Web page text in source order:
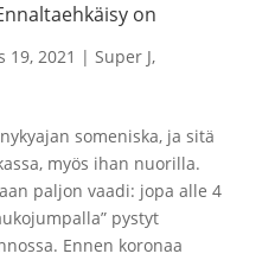
on
19, 2021 | Super J,
someniska, ja sitä
myös ihan nuorilla.
paljon vaadi: jopa alle 4
pystyt
Ennen koronaa